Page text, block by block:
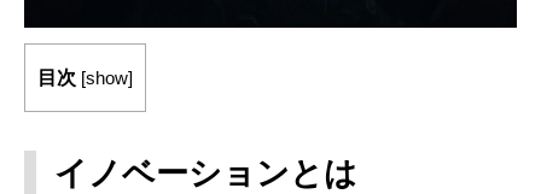
目次 [show]
イノベーションとは